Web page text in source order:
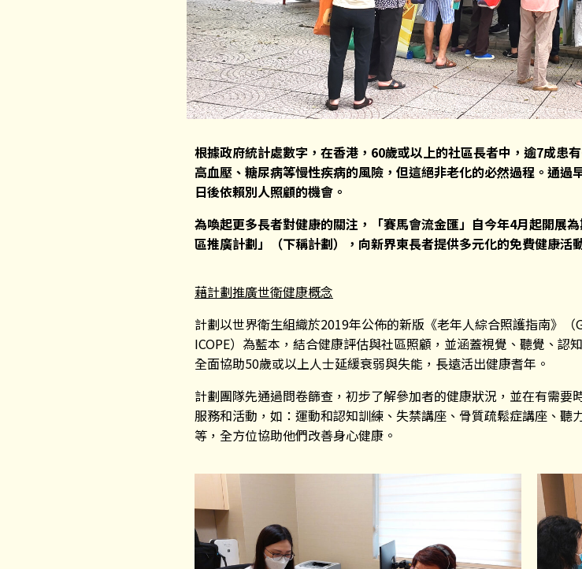
根據政府統計處數字，在香港，60歲或以上的社區長者中，逾7成患
高血壓、糖尿病等慢性疾病的風險，但這絕非老化的必然過程。通
日後依賴別人照顧的機會。
為喚起更多長者對健康的關注，「賽馬會流金匯」自今年4月起開展
區推廣計劃」（下稱計劃），向新界東長者提供多元化的免費健康活
藉計劃推廣世衛健康概念
計劃以世界衛生組織於2019年公佈的新版《老年人綜合照護指南》
ICOPE）為藍本，結合健康評估與社區照顧，並涵蓋視覺、聽覺、認
全面協助50歲或以上人士延緩衰弱與失能，長遠活出健康耆年。
計劃團隊先通過問卷篩查，初步了解參加者的健康狀況，並在有需
服務和活動，如：運動和認知訓練、失禁講座、骨質疏鬆症講座、
等，全方位協助他們改善身心健康。